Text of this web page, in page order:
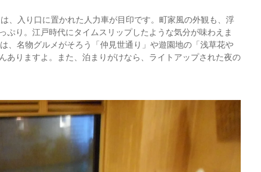
、入り口に置かれた人力車が目印です。町家風の外観も、浮
ぷり。江戸時代にタイムスリップしたような気分が味わえま
、名物グルメがそろう「仲見世通り」や遊園地の「浅草花や
ありますよ。また、泊まりがけなら、ライトアップされた夜の